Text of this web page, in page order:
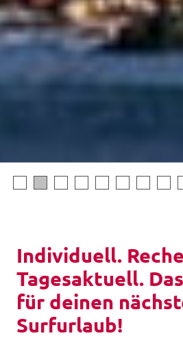
Individuell.
Tagesaktuell.
für deinen
Surfurlaub!